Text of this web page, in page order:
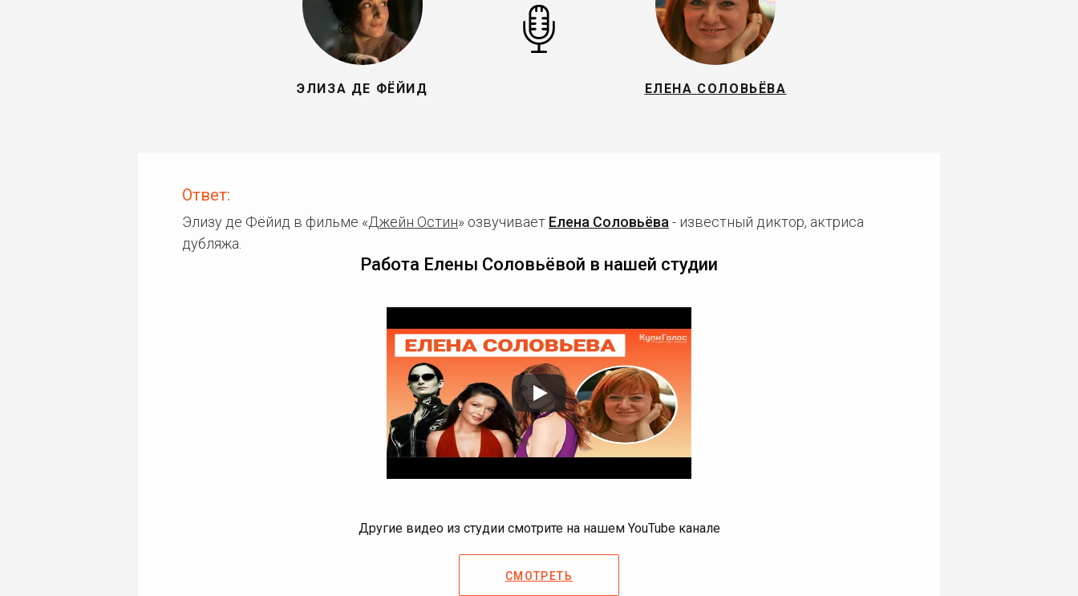
ЭЛИЗА ДЕ ФЁЙИД ЕЛЕНА СОЛОВЬЁВА
Ответ:
Элизу де Фёйид в фильме «Джейн Остин» озвучивает Елена Соловьёва - известный диктор, актриса
дубляжа.
Работа Елены Соловьёвой в нашей студии
Другие видео из студии смотрите на нашем YouTube канале
СМОТРЕТЬ